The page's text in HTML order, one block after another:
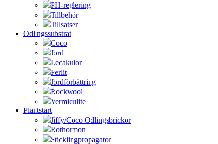
PH-reglering
Tillbehör
Tillsatser
Odlingssubstrat
Coco
Jord
Lecakulor
Perlit
Jordförbättring
Rockwool
Vermiculite
Plantstart
Jiffy/Coco Odlingsbrickor
Rothormon
Sticklingpropagator